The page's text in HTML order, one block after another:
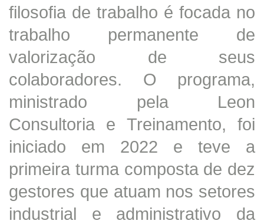
filosofia de trabalho é focada no
trabalho permanente de
valorização de seus
colaboradores. O programa,
ministrado pela Leon
Consultoria e Treinamento, foi
iniciado em 2022 e teve a
primeira turma composta de dez
gestores que atuam nos setores
industrial e administrativo da